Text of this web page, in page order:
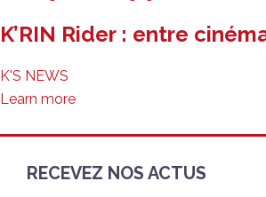
K’RIN Rider : entre
K'S NEWS
Learn more
RECEVEZ NOS ACTUS